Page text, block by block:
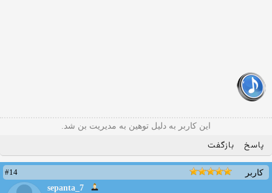
این کاربر به دلیل توهین به مدیریت بن شد.
پاسخ بازگفت
کاربر
#14
sepanta_7